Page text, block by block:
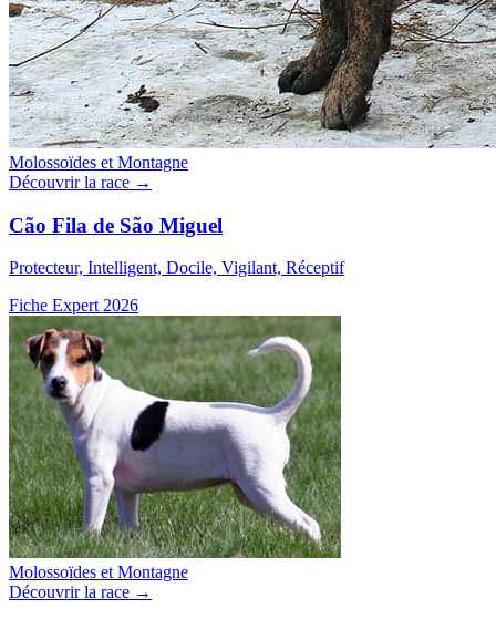
Molossoïdes et Montagne
Découvrir la race →
Cão Fila de São Miguel
Protecteur, Intelligent, Docile, Vigilant, Réceptif
Fiche Expert 2026
Molossoïdes et Montagne
Découvrir la race →